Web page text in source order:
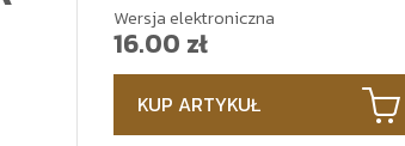
Wersja elektroniczna
16.00 zł
KUP ARTYKUŁ